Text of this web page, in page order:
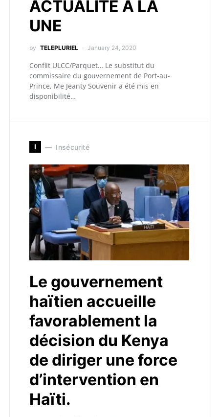
ACTUALITÉ A LA
UNE
by TELEPLURIEL January 24, 2020
Conflit ULCC/Parquet… Le substitut du
commissaire du gouvernement de Port-au-
Prince, Me Jeanty Souvenir a été mis en
disponibilité…
I Insécurité
Le gouvernement
haïtien accueille
favorablement la
décision du Kenya
de diriger une force
d’intervention en
Haïti.